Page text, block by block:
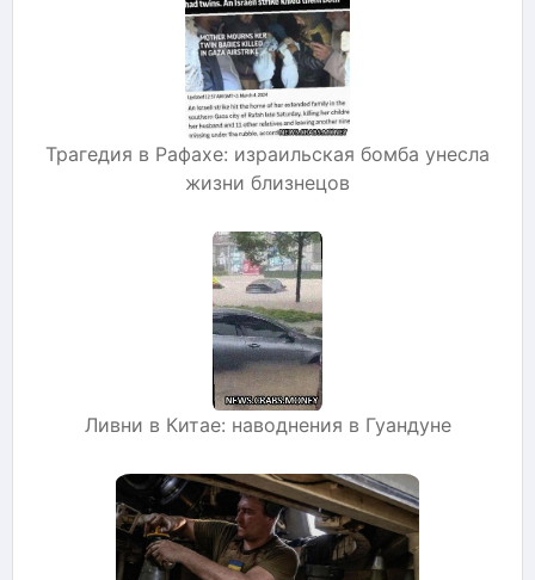
Трагедия в Рафахе: израильская бомба унесла
жизни близнецов
Ливни в Китае: наводнения в Гуандуне